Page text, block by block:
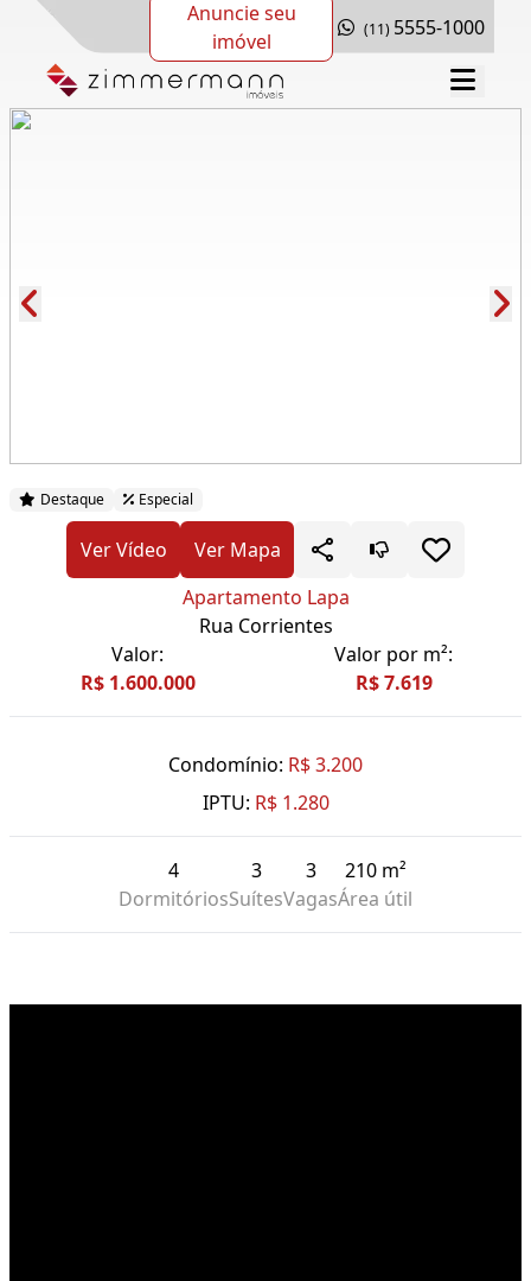
Anuncie seu
imóvel
(11) 5555-1000
Destaque Especial
Ver Vídeo
Ver Mapa
Apartamento Lapa
Rua Corrientes
Valor:
R$ 1.600.000
Valor por m²:
R$ 7.619
Condomínio: R$ 3.200
IPTU: R$ 1.280
4
Dormitórios
3
Suítes
3
Vagas
210 m²
Área útil